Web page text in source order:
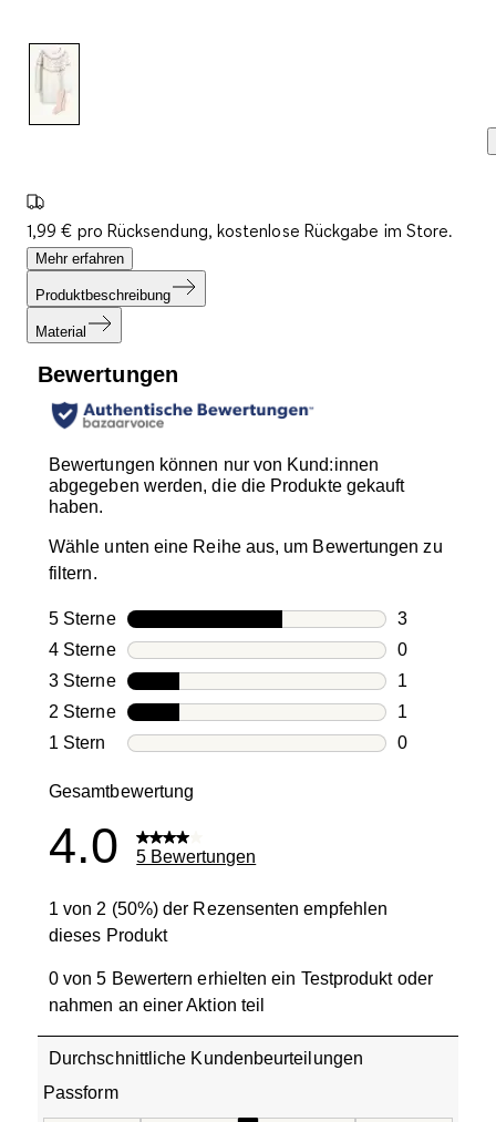
1,99 € pro Rücksendung, kostenlose Rückgabe im Store.
Mehr erfahren
Produktbeschreibung
Material
Bewertungen
Bewertungen können nur von Kund:innen
abgegeben werden, die die Produkte gekauft
haben.
Wähle unten eine Reihe aus, um Bewertungen zu
filtern.
5 SterneSterne
3
3
4 SterneSterne
0
0
3 SterneSterne
1
1
2 SterneSterne
1
1
1 Stern Sterne
0
Gesamtbewertung
4.0 5 Bewertungen
1 von 2 (50%) der Rezensenten empfehlen
dieses Produkt
0 von 5 Bewertern erhielten ein Testprodukt oder
nahmen an einer Aktion teil
Durchschnittliche Kundenbeurteilungen
Passform